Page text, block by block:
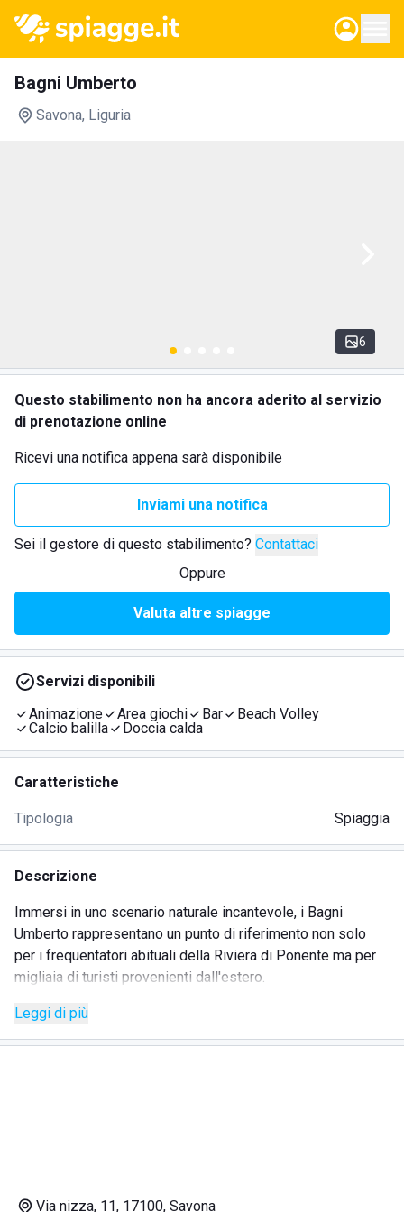
Bagni Umberto
Savona, Liguria
6
Questo stabilimento non ha ancora aderito al servizio
di prenotazione online
Ricevi una notifica appena sarà disponibile
Inviami una notifica
Sei il gestore di questo stabilimento? Contattaci
Oppure
Valuta altre spiagge
Servizi disponibili
Animazione
Area giochi Bar
Beach Volley
Calcio balilla
Doccia calda
Caratteristiche
Tipologia Spiaggia
Descrizione
Immersi in uno scenario naturale incantevole, i Bagni
Umberto rappresentano un punto di riferimento non solo
per i frequentatori abituali della Riviera di Ponente ma per
migliaia di turisti provenienti dall'estero.
Nizza 11 e gode di un mare cristallino premiato con
l'ambito riconoscimento della Bandiera Blu.
Leggi di più
Via nizza, 11, 17100, Savona